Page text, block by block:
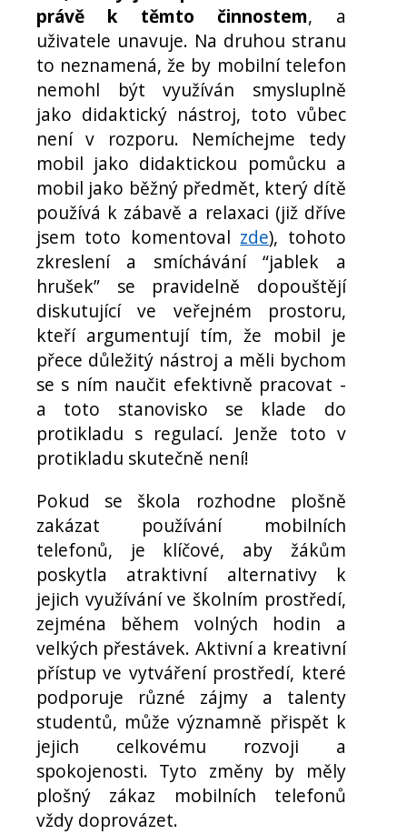
právě k těmto činnostem, a
uživatele unavuje. Na druhou stranu
to neznamená, že by mobilní telefon
nemohl být využíván smysluplně
jako didaktický nástroj, toto vůbec
není v rozporu. Nemíchejme tedy
mobil jako didaktickou pomůcku a
mobil jako běžný předmět, který dítě
používá k zábavě a relaxaci (již dříve
jsem toto komentoval zde), tohoto
zkreslení a smíchávání “jablek a
hrušek” se pravidelně dopouštějí
diskutující ve veřejném prostoru,
kteří argumentují tím, že mobil je
přece důležitý nástroj a měli bychom
se s ním naučit efektivně pracovat -
a toto stanovisko se klade do
protikladu s regulací. Jenže toto v
protikladu skutečně není!
Pokud se škola rozhodne plošně
zakázat používání mobilních
telefonů, je klíčové, aby žákům
poskytla atraktivní alternativy k
jejich využívání ve školním prostředí,
zejména během volných hodin a
velkých přestávek. Aktivní a kreativní
přístup ve vytváření prostředí, které
podporuje různé zájmy a talenty
studentů, může významně přispět k
jejich celkovému rozvoji a
spokojenosti. Tyto změny by měly
plošný zákaz mobilních telefonů
vždy doprovázet.